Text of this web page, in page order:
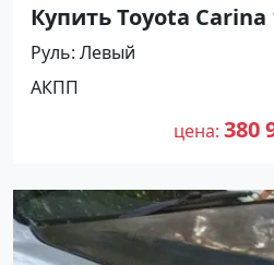
Купить Toyota
(116 л.с.) Бензин
цвет Белый Седан
380900 рублей,
на сайте
Руль Левый
АКПП
цена 380